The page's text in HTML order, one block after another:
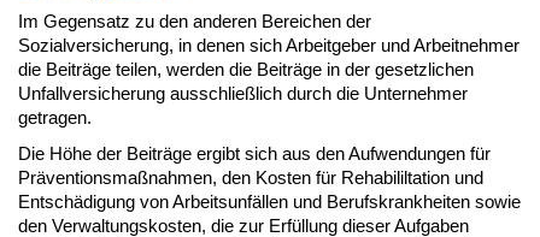
Im Gegensatz zu den anderen Bereichen der
Sozialversicherung, in denen sich Arbeitgeber und Arbeitnehmer
die Beiträge teilen, werden die Beiträge in der gesetzlichen
Unfallversicherung ausschließlich durch die Unternehmer
getragen.
Die Höhe der Beiträge ergibt sich aus den Aufwendungen für
Präventionsmaßnahmen, den Kosten für Rehabililtation und
Entschädigung von Arbeitsunfällen und Berufskrankheiten sowie
den Verwaltungskosten, die zur Erfüllung dieser Aufgaben